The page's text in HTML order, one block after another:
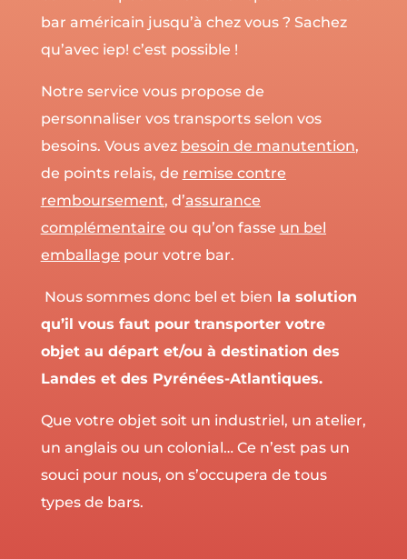
bar américain jusqu’à chez vous ? Sachez
qu’avec iep! c’est possible !
Notre service vous propose de
personnaliser vos transports selon vos
besoins. Vous avez besoin de manutention,
de points relais, de remise contre
remboursement, d’assurance
complémentaire ou qu’on fasse un bel
emballage pour votre bar.
Nous sommes donc bel et bien la solution
qu’il vous faut pour transporter votre
objet au départ et/ou à destination des
Landes et des Pyrénées-Atlantiques.
Que votre objet soit un industriel, un atelier,
un anglais ou un colonial… Ce n’est pas un
souci pour nous, on s’occupera de tous
types de bars.